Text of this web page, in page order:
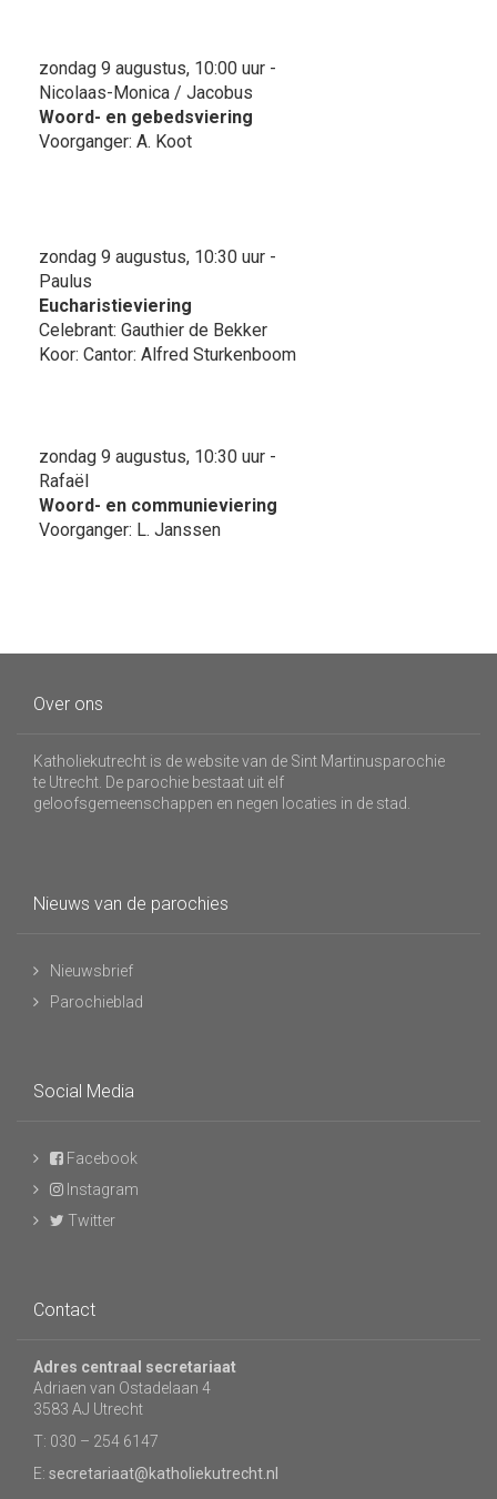
zondag 9 augustus, 10:00 uur -
Nicolaas-Monica / Jacobus
Woord- en gebedsviering
Voorganger: A. Koot
zondag 9 augustus, 10:30 uur -
Paulus
Eucharistieviering
Celebrant: Gauthier de Bekker
Koor: Cantor: Alfred Sturkenboom
zondag 9 augustus, 10:30 uur -
Rafaël
Woord- en communieviering
Voorganger: L. Janssen
Over ons
Katholiekutrecht is de website van de Sint Martinusparochie
te Utrecht. De parochie bestaat uit elf
geloofsgemeenschappen en negen locaties in de stad.
Nieuws van de parochies
Nieuwsbrief
Parochieblad
Social Media
Facebook
Instagram
Twitter
Contact
Adres centraal secretariaat
Adriaen van Ostadelaan 4
3583 AJ Utrecht
T: 030 – 254 6147
E: secretariaat@katholiekutrecht.nl